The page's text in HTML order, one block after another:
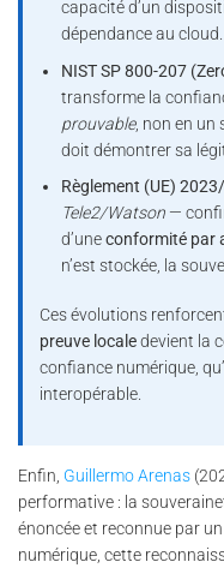
capacité d’un
dépendance au cloud.
NIST SP 800-207
transforme la
prouvable, non en un
doit démontrer sa
Règlement (UE)
Tele2/Watson —
d’uneconformité par
n’est stockée, la
Ces évolutions
preuve localedevient la
confiance numérique,
interopérable.
Enfin, Guillermo Arenas
performative : la
énoncée et reconnue par
numérique, cette